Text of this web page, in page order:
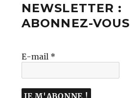
NEWSLETTER :
ABONNEZ-VOUS
E-mail *